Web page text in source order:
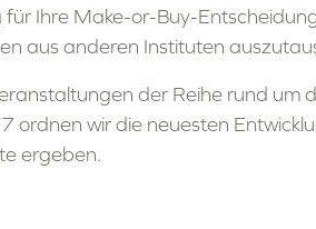
Ihre Make-or-Buy-
aus anderen Instituten
der Reihe rund
ordnen wir die neuesten
ergeben.